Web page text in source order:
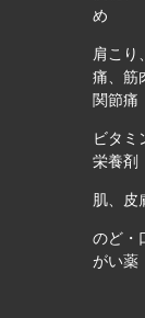
め
肩こり
痛、筋
関節痛
ビタミ
栄養剤
肌、皮
のど・
がい薬